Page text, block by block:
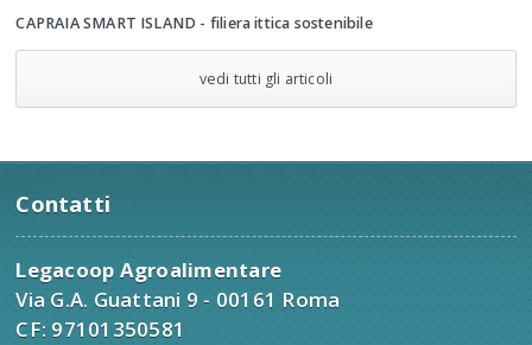
CAPRAIA SMART ISLAND - filiera ittica sostenibile
vedi tutti gli articoli
Contatti
Legacoop Agroalimentare
Via G.A. Guattani 9 - 00161 Roma
CF: 97101350581